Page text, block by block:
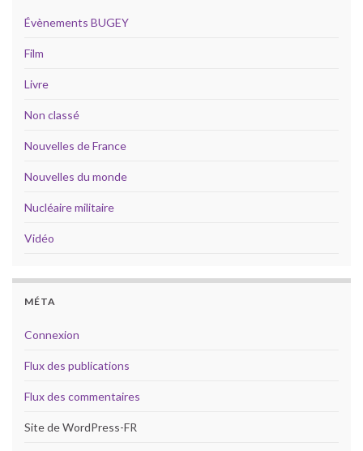
Évènements BUGEY
Film
Livre
Non classé
Nouvelles de France
Nouvelles du monde
Nucléaire militaire
Vidéo
MÉTA
Connexion
Flux des publications
Flux des commentaires
Site de WordPress-FR